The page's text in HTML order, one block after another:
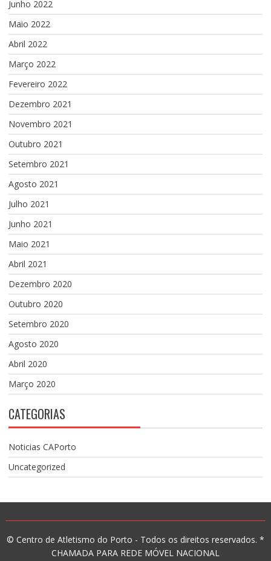
Junho 2022
Maio 2022
Abril 2022
Março 2022
Fevereiro 2022
Dezembro 2021
Novembro 2021
Outubro 2021
Setembro 2021
Agosto 2021
Julho 2021
Junho 2021
Maio 2021
Abril 2021
Dezembro 2020
Outubro 2020
Setembro 2020
Agosto 2020
Abril 2020
Março 2020
CATEGORIAS
Noticias CAPorto
Uncategorized
© Centro de Atletismo do Porto - Todos os direitos reservados. *
CHAMADA PARA REDE MÓVEL NACIONAL